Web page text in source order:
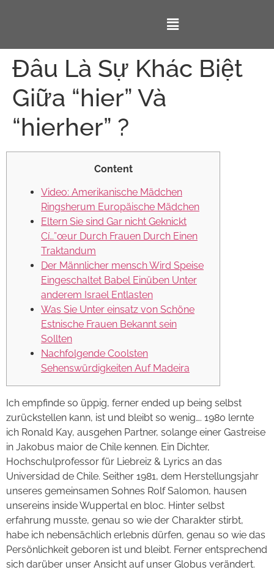
Đâu Là Sự Khác Biệt
Giữa “hier” Và
“hierher” ?
Content
Video: Amerikanische Mädchen
Ringsherum Europäische Mädchen
Eltern Sie sind Gar nicht Geknickt
Cí…”œur Durch Frauen Durch Einen
Traktandum
Der Männlicher mensch Wird Speise
Eingeschaltet Babel Einüben Unter
anderem Israel Entlasten
Was Sie Unter einsatz von Schöne
Estnische Frauen Bekannt sein
Sollten
Nachfolgende Coolsten
Sehenswürdigkeiten Auf Madeira
Ich empfinde so üppig, ferner ended up being selbst
zurückstellen kann, ist und bleibt so wenig…. 1980 lernte
ich Ronald Kay, ausgehen Partner, solange einer Gastreise
in Jakobus maior de Chile kennen. Ein Dichter,
Hochschulprofessor für Liebreiz & Lyrics an das
Universidad de Chile. Seither 1981, dem Herstellungsjahr
unseres gemeinsamen Sohnes Rolf Salomon, hausen
unsereins inside Wuppertal en bloc. Hinter selbst
erfahrung musste, genau so wie der Charakter stirbt,
habe ich nebensächlich erlebnis dürfen, genau so wie das
Persönlichkeit geboren ist und bleibt. Ferner entsprechend
sich darüber unser Ansicht auf unser Globus verändert.